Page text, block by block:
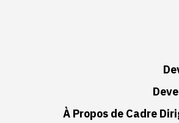
À Propos de Cadre